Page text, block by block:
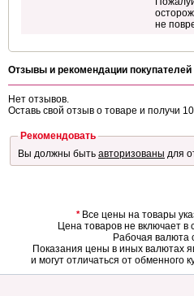
не
Отзывы и рекомендации покупателей
Нет отзывов.
Оставь свой отзыв о товаре и получи 10
Рекомендовать
Вы должны быть авторизованы для
*Все цены на товары
Цена товаров не включает в
Рабочая валюта
Показания цены в иных валютах
и могут отличаться от обменного